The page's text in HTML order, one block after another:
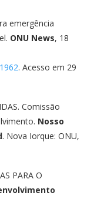
emergência
ONU News, 18
. Acesso em 29
Comissão
Nosso
. Nova Iorque: ONU,
PARA O